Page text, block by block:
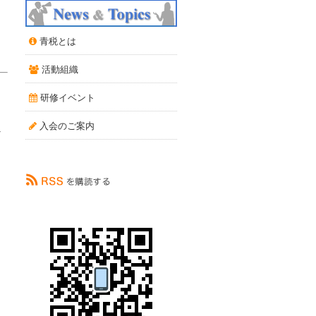
青税とは
活動組織
研修イベント
入会のご案内